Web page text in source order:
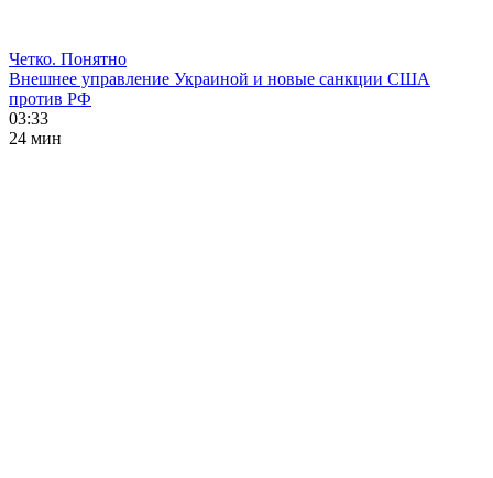
Четко. Понятно
Внешнее управление Украиной и новые санкции США
против РФ
03:33
24 мин